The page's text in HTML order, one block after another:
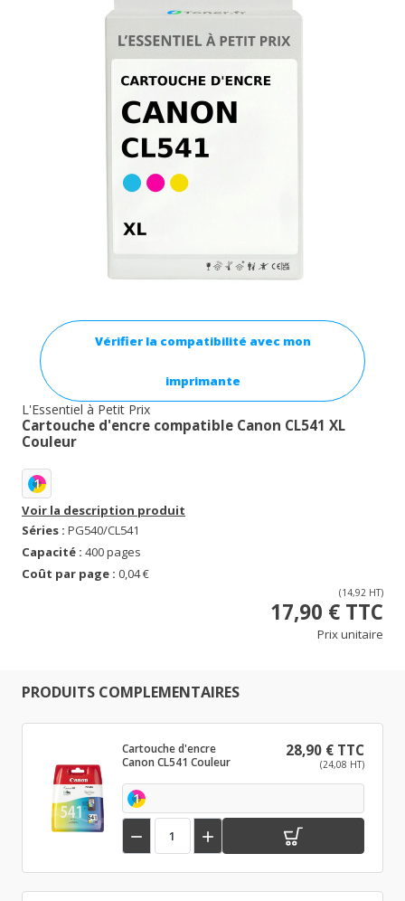
Vérifier la compatibilité avec mon
imprimante
L'Essentiel à Petit Prix
Cartouche d'encre compatible Canon CL541 XL
Couleur
1
Voir la description produit
Séries : PG540/CL541
Capacité : 400 pages
Coût par page : 0,04 €
(14,92 HT)
17,90 € TTC
Prix unitaire
PRODUITS COMPLEMENTAIRES
Cartouche d'encre
Canon CL541 Couleur
28,90 € TTC
(24,08 HT)
1
 